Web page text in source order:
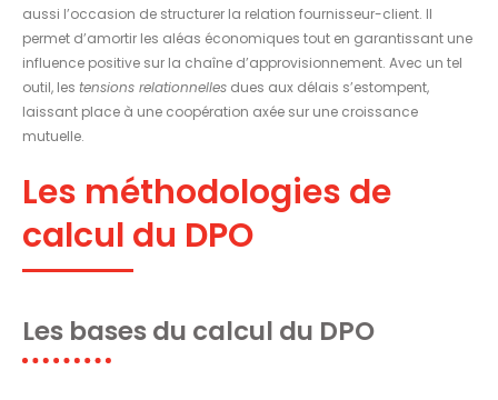
aussi l’occasion de structurer la relation fournisseur-client. Il
permet d’amortir les aléas économiques tout en garantissant une
influence positive sur la chaîne d’approvisionnement. Avec un tel
outil, les tensions relationnelles dues aux délais s’estompent,
laissant place à une coopération axée sur une croissance
mutuelle.
Les méthodologies de
calcul du DPO
Les bases du calcul du DPO